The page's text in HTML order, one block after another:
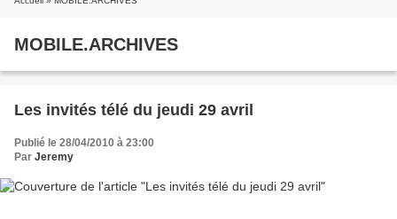
MOBILE.ARCHIVES
Les invités télé du jeudi 29 avril
Publié le 28/04/2010 à 23:00
Par Jeremy